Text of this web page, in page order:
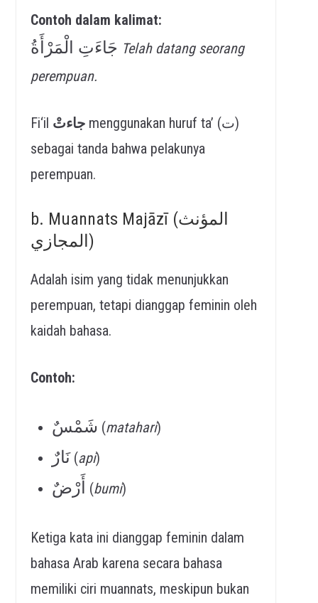
Contoh dalam kalimat:
جَاءَتِ الْمَرْأَةُ Telah datang seorang
perempuan.
Fi‘il جاءتْmenggunakan huruf ta’ (ت)
sebagai tanda bahwa pelakunya
perempuan.
b. Muannats Majāzī (المؤنث
المجازي)
Adalah isim yang tidak menunjukkan
perempuan, tetapi dianggap feminin oleh
kaidah bahasa.
Contoh:
شَمْسٌ (matahari)
نَارٌ(api)
أَرْضٌ (bumi)
Ketiga kata ini dianggap feminin dalam
bahasa Arab karena secara bahasa
memiliki ciri muannats, meskipun bukan